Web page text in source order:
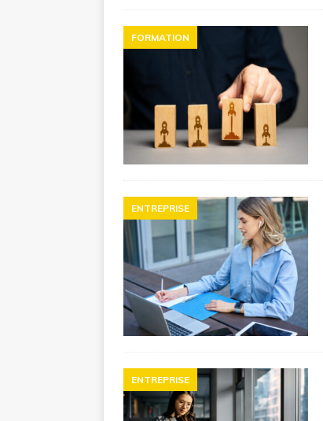
FORMATION
ENTREPRISE
ENTREPRISE